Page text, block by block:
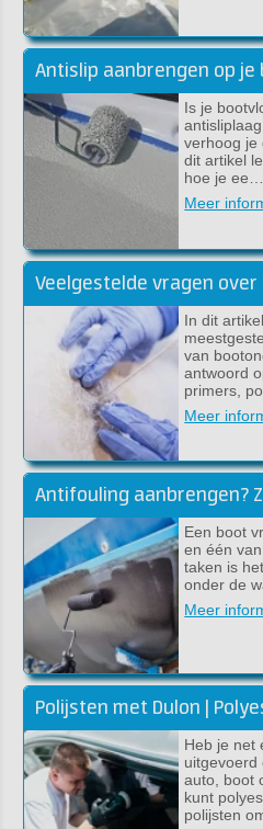
Is je
verhoog je
dit artikel
hoe je ee…
Meer
Veelgestelde vragen
In dit
van
antwoord
primers,
Meer
Een boot
en één
taken is
onder de
Meer
Polijsten met Dulon |
Heb je net
uitgevoerd
auto, boot
kunt
polijsten